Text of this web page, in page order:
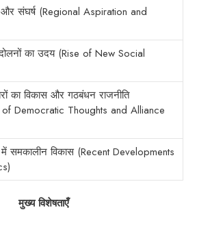
और संघर्ष (Regional Aspiration and
का उदय (Rise of New Social
का विकास और गठबंधन राजनीति
Democratic Thoughts and Alliance
में समकालीन विकास (Recent Developments
मुख्य विशेषताएँ